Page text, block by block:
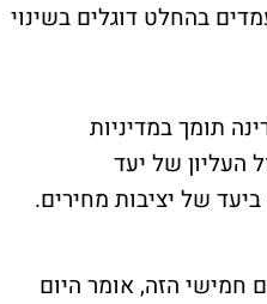
בהחלט דוגלים בשינוי
תומך במדיניות
העליון של יעד
של יציבות מחירים.
הזה, אומר היום